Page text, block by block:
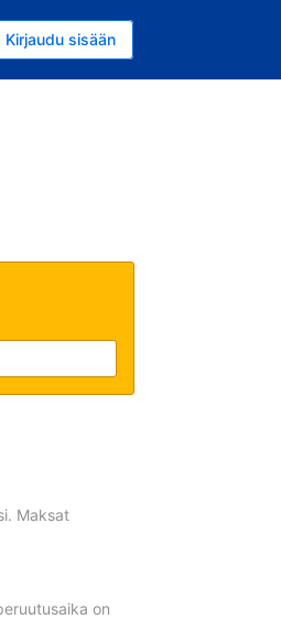
Kirjaudu sisään
Maksat
on